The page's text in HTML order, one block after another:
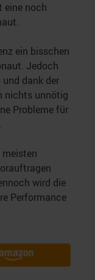
eine noch
ein bisschen
Jedoch
dank der
nichts unnötig
Probleme für
wird die
Performance